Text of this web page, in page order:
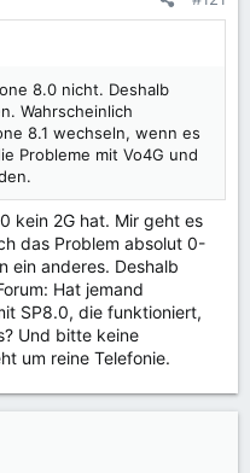
8.0 nicht. Deshalb
Wahrscheinlich
8.1 wechseln, wenn es
Probleme mit Vo4G und
kein 2G hat. Mir geht es
das Problem absolut 0-
ein anderes. Deshalb
Hat jemand
SP8.0, die funktioniert,
Und bitte keine
um reine Telefonie.